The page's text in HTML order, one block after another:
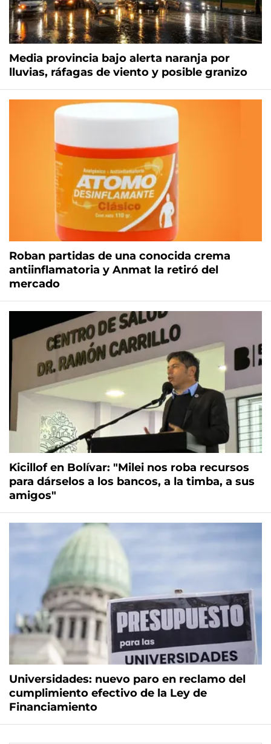
Media provincia bajo alerta naranja por
lluvias, ráfagas de viento y posible granizo
Roban partidas de una conocida crema
antiinflamatoria y Anmat la retiró del
mercado
Kicillof en Bolívar: "Milei nos roba recursos
para dárselos a los bancos, a la timba, a sus
amigos"
Universidades: nuevo paro en reclamo del
cumplimiento efectivo de la Ley de
Financiamiento